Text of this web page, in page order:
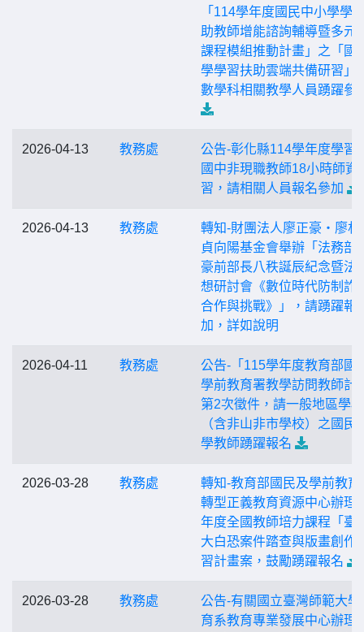
「114學年度國民中小學學
助教師增能諮詢輔導暨多元
課程模組推動計畫」之「國
學學習扶助雲端共備研習」
數學科相關教學人員踴躍參
2026-04-13 教務處
公告-彰化縣114學年度學習
國中非現職教師18小時師資
習，請相關人員報名參加
2026-04-13 教務處
轉知-財團法人廖正豪‧廖林
貞向陽基金會舉辦「法務部
豪前部長八秩誕辰紀念暨法
想研討會《數位時代防制詐
合作與挑戰》」，請踴躍報
加，詳如說明
2026-04-11 教務處
公告-「115學年度教育部國
學前教育署教學訪問教師計
第2次徵件，請一般地區學校
（含非山非市學校）之國民
學教師踴躍報名
2026-03-28 教務處
轉知-教育部國民及學前教育
轉型正義教育資源中心辦理
年度全國教師培力課程「臺
大白恐案件踏查與版畫創作
習計畫案，鼓勵踴躍報名
2026-03-28 教務處
公告-有關國立臺灣師範大學
育系教育專業發展中心辦理